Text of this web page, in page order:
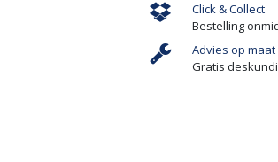
Click & Collect
Bestelling
Advies op maat
Gratis